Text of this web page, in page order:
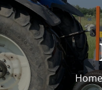
Home